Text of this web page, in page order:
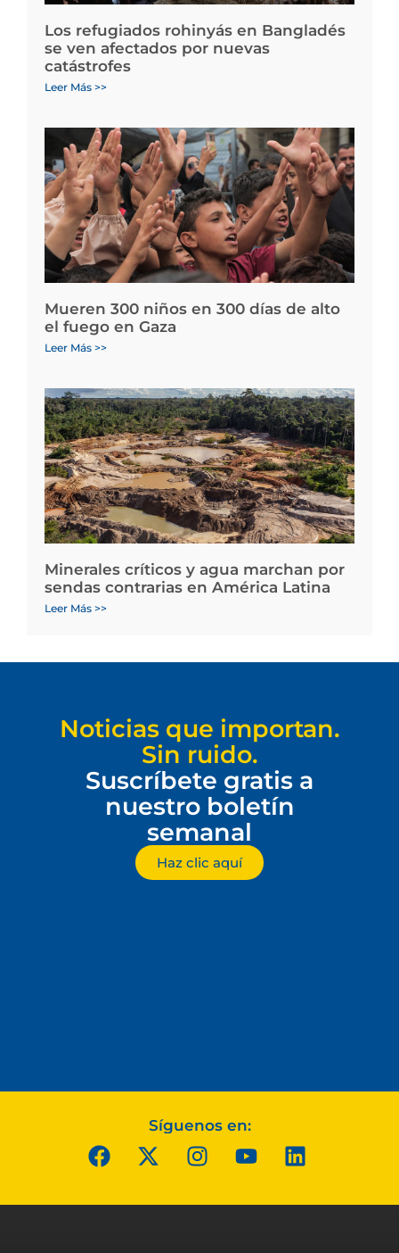
Los refugiados rohinyás en Bangladés
se ven afectados por nuevas
catástrofes
Leer Más >>
Mueren 300 niños en 300 días de alto
el fuego en Gaza
Leer Más >>
Minerales críticos y agua marchan por
sendas contrarias en América Latina
Leer Más >>
Noticias que importan.
Sin ruido.
Suscríbete gratis a
nuestro boletín
semanal
Haz clic aquí
Síguenos en: